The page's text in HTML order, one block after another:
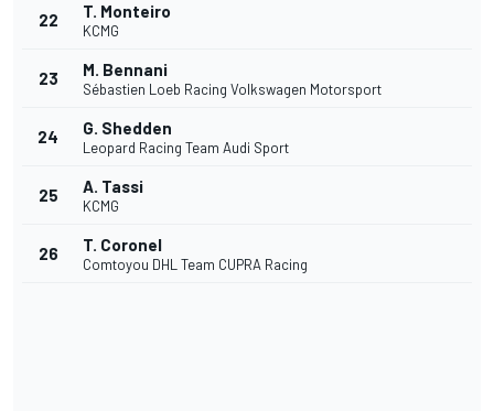
22 T. Monteiro
KCMG
23 M. Bennani
Sébastien Loeb Racing Volkswagen Motorsport
24 G. Shedden
Leopard Racing Team Audi Sport
25 A. Tassi
KCMG
26 T. Coronel
Comtoyou DHL Team CUPRA Racing